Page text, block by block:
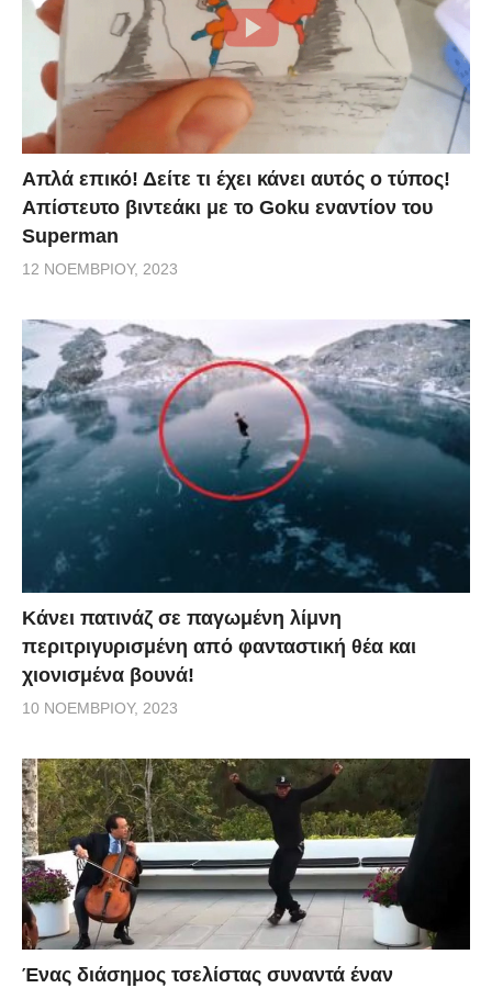
Απλά επικό! Δείτε τι έχει κάνει αυτός ο τύπος!
Απίστευτο βιντεάκι με το Goku εναντίον του
Superman
12 ΝΟΕΜΒΡΊΟΥ, 2023
Κάνει πατινάζ σε παγωμένη λίμνη
περιτριγυρισμένη από φανταστική θέα και
χιονισμένα βουνά!
10 ΝΟΕΜΒΡΊΟΥ, 2023
Ένας διάσημος τσελίστας συναντά έναν